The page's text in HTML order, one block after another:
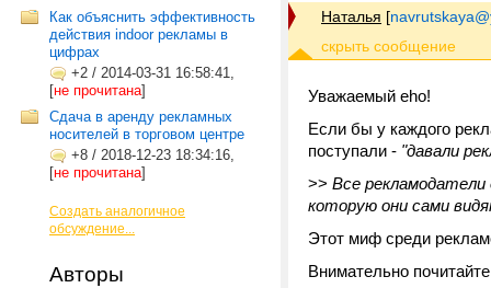
Как объяснить эффективность
действия indoor рекламы в
цифрах
+2 / 2014-03-31 16:58:41,
[не прочитана]
Сдача в аренду рекламных
носителей в торговом центре
+8 / 2018-12-23 18:34:16,
[не прочитана]
Создать аналогичное
обсуждение...
Авторы
Наталья [
Уважаемый eho!
Если бы у каждого
поступали - "давали
>> Все
которую они сами
Этот миф среди
Внимательно